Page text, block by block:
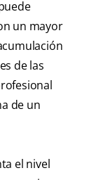
un mayor
de las
de un
el nivel